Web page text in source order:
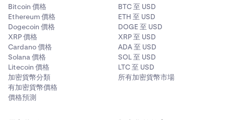
Bitcoin 價格
Ethereum 價格
Dogecoin 價格
XRP 價格
Cardano 價格
Solana 價格
Litecoin 價格
加密貨幣分類
有加密貨幣價格
價格預測
BTC 至 USD
ETH 至 USD
DOGE 至 USD
XRP 至 USD
ADA 至 USD
SOL 至 USD
LTC 至 USD
所有加密貨幣市場